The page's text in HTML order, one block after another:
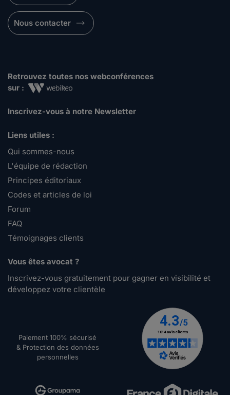
Nous contacter
Retrouvez toutes nos webconférences
sur :
Inscrivez-vous à notre Newsletter
Liens utiles :
Qui sommes-nous
L'équipe de rédaction
Principes éditoriaux
Codes et articles de loi
Forum
FAQ
Témoignages clients
Vous êtes avocat ?
Inscrivez-vous gratuitement pour gagner en visibilité et
développez votre clientèle
Paiement 100% sécurisé
& Protection des données
personnelles